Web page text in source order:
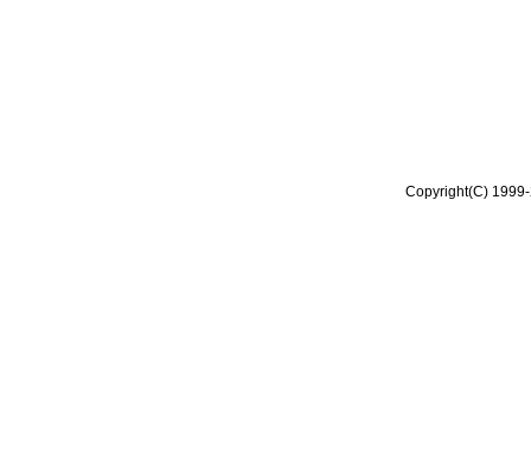
Copyright(C)